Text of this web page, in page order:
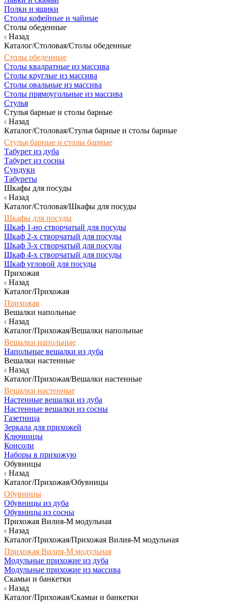
Полки и ящики
Столы кофейные и чайные
Столы обеденные
Назад
Каталог/Столовая/Столы обеденные
Столы обеденные
Столы квадратные из массива
Столы круглые из массива
Столы овальные из массива
Столы прямоугольные из массива
Стулья
Стулья барные и столы барные
Назад
Каталог/Столовая/Стулья барные и столы барные
Стулья барные и столы барные
Табурет из дуба
Табурет из сосны
Сундуки
Табуреты
Шкафы для посуды
Назад
Каталог/Столовая/Шкафы для посуды
Шкафы для посуды
Шкаф 1-но створчатый для посуды
Шкаф 2-х створчатый для посуды
Шкаф 3-х створчатый для посуды
Шкаф 4-х створчатый для посуды
Шкаф угловой для посуды
Прихожая
Назад
Каталог/Прихожая
Прихожая
Вешалки напольные
Назад
Каталог/Прихожая/Вешалки напольные
Вешалки напольные
Напольные вешалки из дуба
Вешалки настенные
Назад
Каталог/Прихожая/Вешалки настенные
Вешалки настенные
Настенные вешалки из дуба
Настенные вешалки из сосны
Газетница
Зеркала для прихожей
Ключницы
Консоли
Наборы в прихожую
Обувницы
Назад
Каталог/Прихожая/Обувницы
Обувницы
Обувницы из дуба
Обувницы из сосны
Прихожая Вилия-М модульная
Назад
Каталог/Прихожая/Прихожая Вилия-М модульная
Прихожая Вилия-М модульная
Модульные прихожие из дуба
Модульные прихожие из массива
Скамьи и банкетки
Назад
Каталог/Прихожая/Скамьи и банкетки